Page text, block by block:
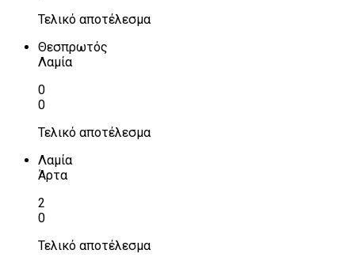
Τελικό αποτέλεσμα
Θεσπρωτός
Λαμία
0
0
Τελικό αποτέλεσμα
Λαμία
Άρτα
2
0
Τελικό αποτέλεσμα